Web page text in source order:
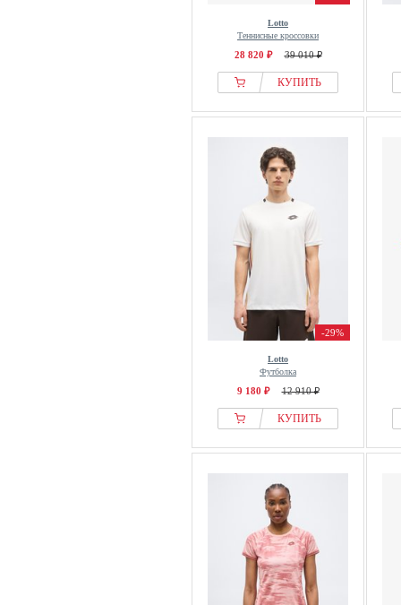
Lotto
Теннисные кроссовки
28 820 ₽ 39 010 ₽
КУПИТЬ
-29%
Lotto
Футболка
9 180 ₽ 12 910 ₽
КУПИТЬ